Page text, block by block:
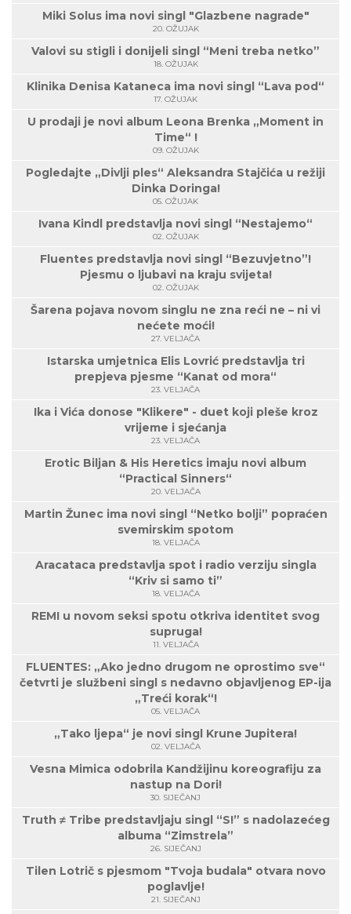
Miki Solus ima novi singl "Glazbene nagrade"
20. OŽUJAK
Valovi su stigli i donijeli singl “Meni treba netko”
18. OŽUJAK
Klinika Denisa Kataneca ima novi singl “Lava pod“
17. OŽUJAK
U prodaji je novi album Leona Brenka „Moment in
Time“ !
09. OŽUJAK
Pogledajte „Divlji ples“ Aleksandra Stajčića u režiji
Dinka Doringa!
05. OŽUJAK
Ivana Kindl predstavlja novi singl “Nestajemo“
02. OŽUJAK
Fluentes predstavlja novi singl “Bezuvjetno”!
Pjesmu o ljubavi na kraju svijeta!
02. OŽUJAK
Šarena pojava novom singlu ne zna reći ne – ni vi
nećete moći!
27. VELJAČA
Istarska umjetnica Elis Lovrić predstavlja tri
prepjeva pjesme “Kanat od mora“
23. VELJAČA
Ika i Vića donose "Klikere" - duet koji pleše kroz
vrijeme i sjećanja
23. VELJAČA
Erotic Biljan & His Heretics imaju novi album
“Practical Sinners“
20. VELJAČA
Martin Žunec ima novi singl “Netko bolji” popraćen
svemirskim spotom
18. VELJAČA
Aracataca predstavlja spot i radio verziju singla
“Kriv si samo ti”
18. VELJAČA
REMI u novom seksi spotu otkriva identitet svog
supruga!
11. VELJAČA
FLUENTES: „Ako jedno drugom ne oprostimo sve“
četvrti je službeni singl s nedavno objavljenog EP-ija
„Treći korak“!
05. VELJAČA
„Tako ljepa“ je novi singl Krune Jupitera!
02. VELJAČA
Vesna Mimica odobrila Kandžijinu koreografiju za
nastup na Dori!
30. SIJEČANJ
Truth ≠ Tribe predstavljaju singl “S!” s nadolazećeg
albuma “Zimstrela”
26. SIJEČANJ
Tilen Lotrič s pjesmom "Tvoja budala" otvara novo
poglavlje!
21. SIJEČANJ